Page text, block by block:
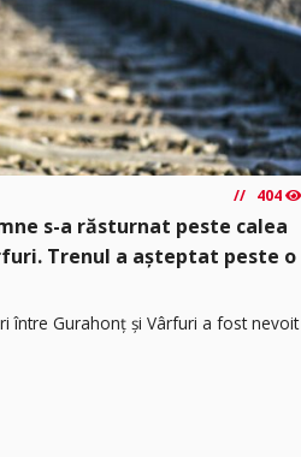
404
s-a răsturnat peste calea
Trenul a așteptat peste o
între Gurahonț și Vârfuri a fost nevoit